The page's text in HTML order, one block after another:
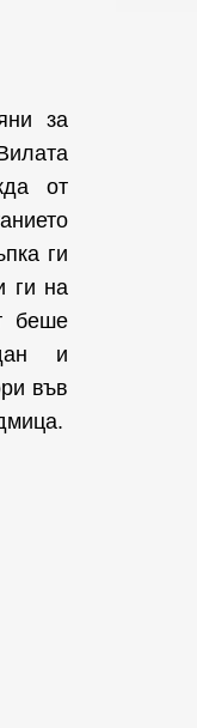
за
от
ги
ги на
беше
и
във